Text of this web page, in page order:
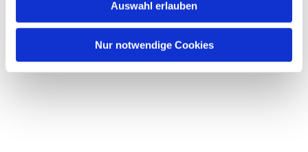
Auswahl erlauben
Nur notwendige Cookies
interessieren